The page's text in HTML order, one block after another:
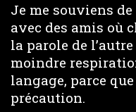
Je me souviens
avec des amis où
la parole de
moindre
langage, parce
précaution.